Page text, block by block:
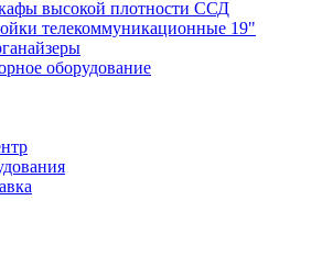
высокой плотности ССД
телекоммуникационные 19"
оборудование